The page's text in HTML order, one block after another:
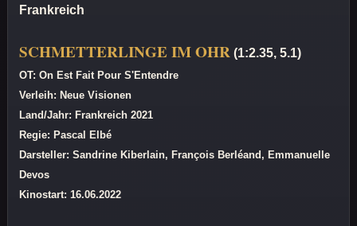
Frankreich
SCHMETTERLINGE IM OHR (1:2.35, 5.1)
OT: On Est Fait Pour S'Entendre
Verleih: Neue Visionen
Land/Jahr: Frankreich 2021
Regie: Pascal Elbé
Darsteller: Sandrine Kiberlain, François Berléand, Emmanuelle
Devos
Kinostart: 16.06.2022